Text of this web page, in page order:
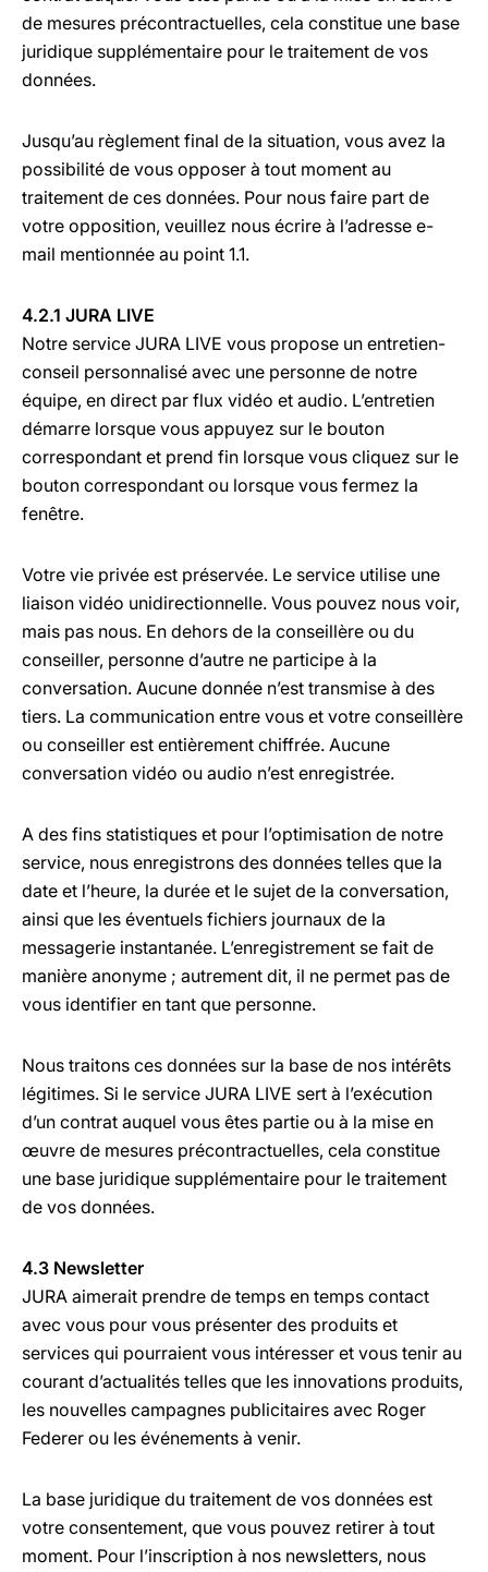
de mesures précontractuelles, cela constitue une base
juridique supplémentaire pour le traitement de vos
données.
Jusqu’au règlement final de la situation, vous avez la
possibilité de vous opposer à tout moment au
traitement de ces données. Pour nous faire part de
votre opposition, veuillez nous écrire à l’adresse e-
mail mentionnée au point 1.1.
4.2.1 JURA LIVE
Notre service JURA LIVE vous propose un entretien-
conseil personnalisé avec une personne de notre
équipe, en direct par flux vidéo et audio. L’entretien
démarre lorsque vous appuyez sur le bouton
correspondant et prend fin lorsque vous cliquez sur le
bouton correspondant ou lorsque vous fermez la
fenêtre.
Votre vie privée est préservée. Le service utilise une
liaison vidéo unidirectionnelle. Vous pouvez nous voir,
mais pas nous. En dehors de la conseillère ou du
conseiller, personne d’autre ne participe à la
conversation. Aucune donnée n’est transmise à des
tiers. La communication entre vous et votre conseillère
ou conseiller est entièrement chiffrée. Aucune
conversation vidéo ou audio n’est enregistrée.
A des fins statistiques et pour l’optimisation de notre
service, nous enregistrons des données telles que la
date et l’heure, la durée et le sujet de la conversation,
ainsi que les éventuels fichiers journaux de la
messagerie instantanée. L’enregistrement se fait de
manière anonyme ; autrement dit, il ne permet pas de
vous identifier en tant que personne.
Nous traitons ces données sur la base de nos intérêts
légitimes. Si le service JURA LIVE sert à l’exécution
d’un contrat auquel vous êtes partie ou à la mise en
œuvre de mesures précontractuelles, cela constitue
une base juridique supplémentaire pour le traitement
de vos données.
4.3 Newsletter
JURA aimerait prendre de temps en temps contact
avec vous pour vous présenter des produits et
services qui pourraient vous intéresser et vous tenir au
courant d’actualités telles que les innovations produits,
les nouvelles campagnes publicitaires avec Roger
Federer ou les événements à venir.
La base juridique du traitement de vos données est
votre consentement, que vous pouvez retirer à tout
moment. Pour l’inscription à nos newsletters, nous